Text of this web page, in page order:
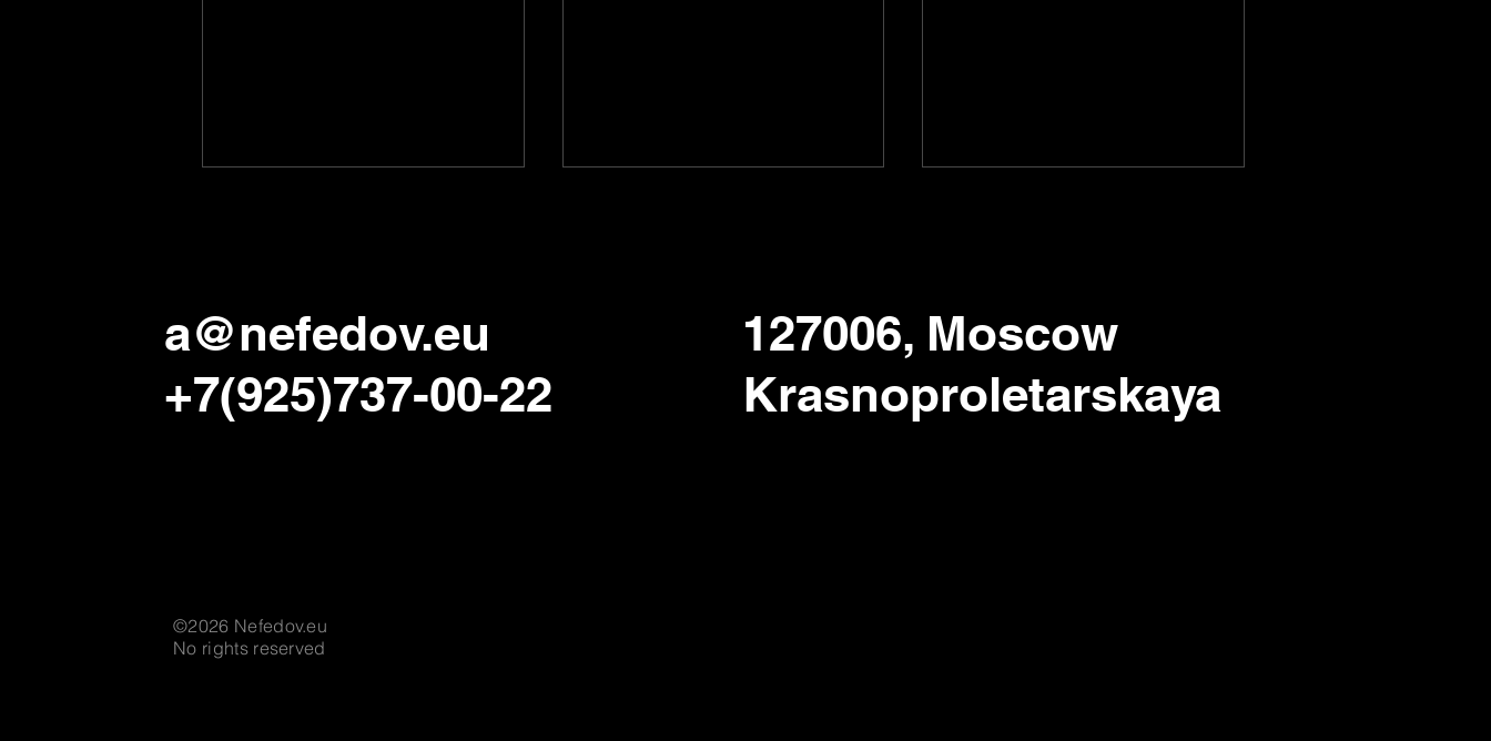
Когда все начинается
a@nefedov.eu
+7(925)737-00-22
©2026 Nefedov.eu
No rights reserved
127006, Moscow
Krasnoproletarskaya